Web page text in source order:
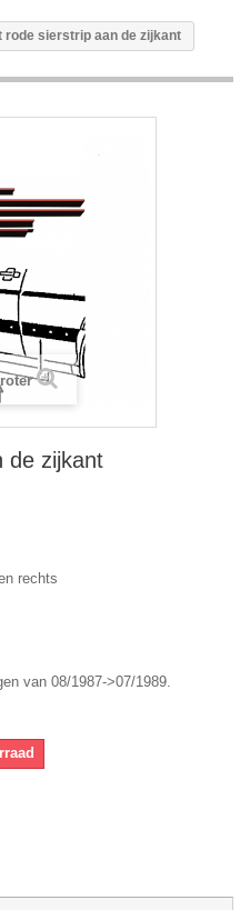
rode sierstrip aan de zijkant
de zijkant
rechts
van 08/1987->07/1989.